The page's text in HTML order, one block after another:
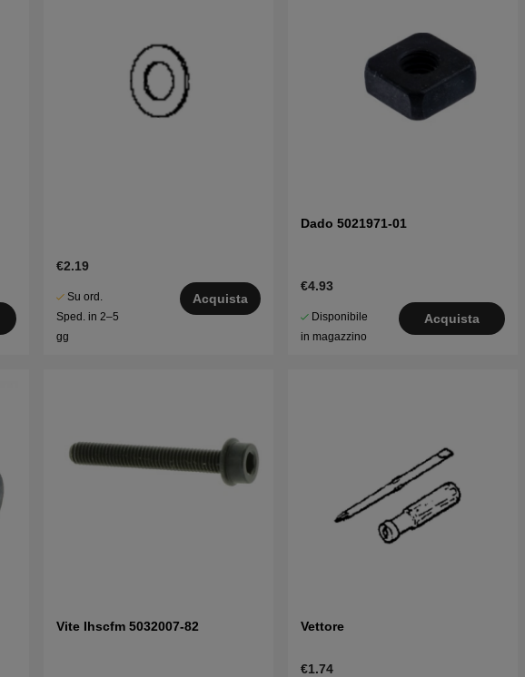
€2.19
Su ord.
Sped. in 2–5
gg
Acquista
Dado 5021971-01
€4.93
Disponibile
in magazzino
Acquista
Vite Ihscfm 5032007-82 Vettore
€1.74